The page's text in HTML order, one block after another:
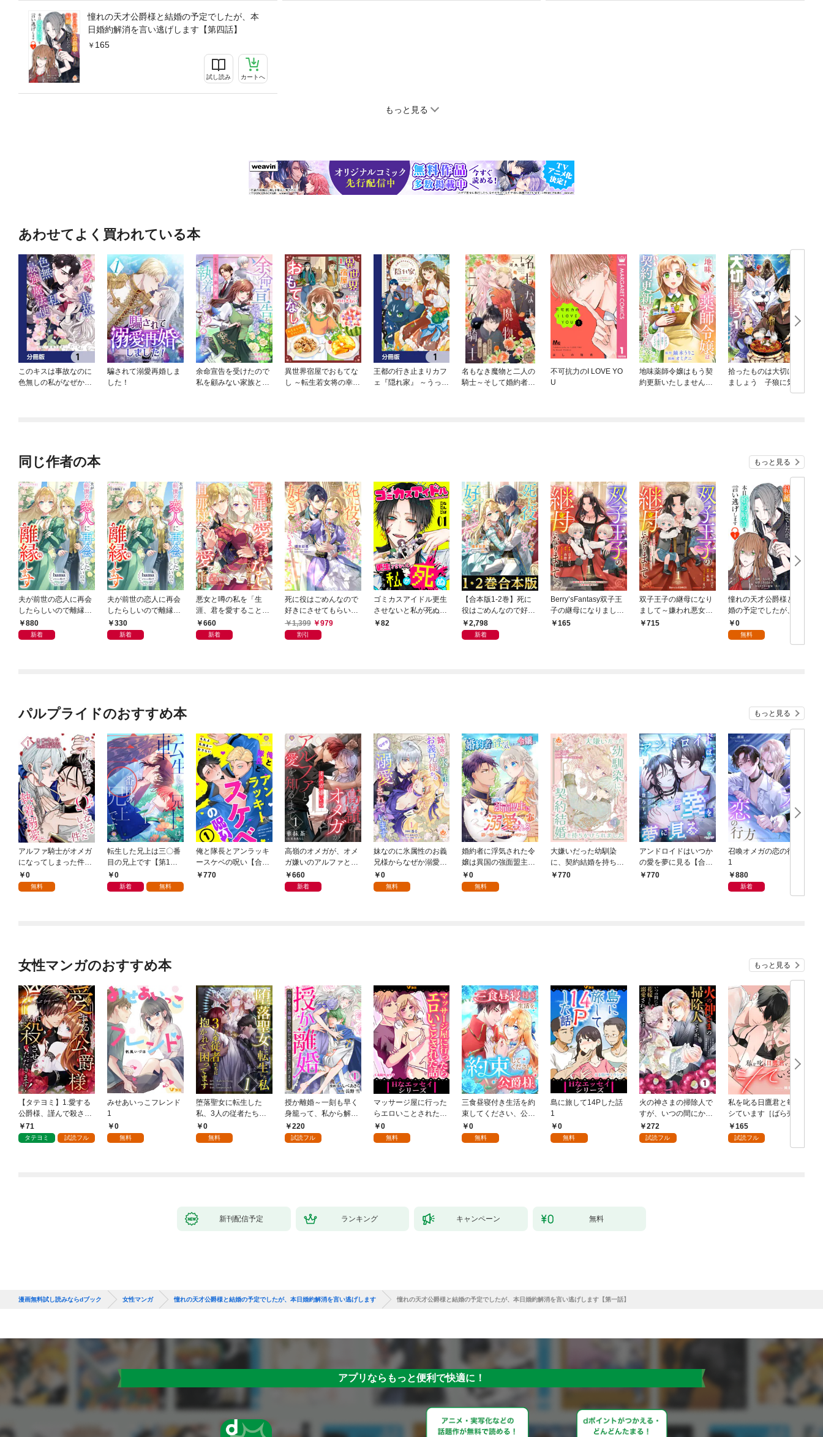
憧れの天才公爵様と結婚の予定でしたが、本
日婚約解消を言い逃げします【第四話】
165
試し読み カートへ
もっと見る
あわせてよく買われている本
このキスは事故なのに
色無しの私がなぜか最
騙されて溺愛再婚しま
した！
余命宣告を受けたので
私を顧みない家族と婚
異世界宿屋でおもてな
し ～転生若女将の幸せ
王都の行き止まりカフ
ェ『隠れ家』 ～うっか
名もなき魔物と二人の
騎士～そして婚約者は
不可抗力のI LOVE YO
U
地味薬師令嬢はもう契
約更新いたしません。
拾ったものは大切にし
ましょう 子狼に気に
入られた男の転移物語
同じ作者の本 もっと見る
夫が前世の恋人に再会
したらしいので離縁し
ます880
新着
夫が前世の恋人に再会
したらしいので離縁し
ます【分冊版】1
330
新着
悪女と噂の私を「生
涯、君を愛することは
ない」って放置した旦
那様が今になって愛を
660
新着
死に役はごめんなので
好きにさせてもらいま
す【電子書籍限定書き
下ろしSS付き】
1,399 979
割引
ゴミカスアイドル更生
させないと私が死ぬ
【単話版】（１）
82
【合本版1-2巻】死に
役はごめんなので好き
にさせてもらいます
2,798
新着
Berry’sFantasy双子王
子の継母になりまして
～嫌われ悪女ですが、
165
双子王子の継母になり
まして～嫌われ悪女で
すが、そんなことより
715
憧れの天才公爵様と結
婚の予定でしたが、本
日婚約解消を言い逃げ
します【第一話】
0
無料
パルプライドのおすすめ本 もっと見る
アルファ騎士がオメガ
になってしまった件～
最強α騎士団長の俺
が、世話焼きα部下か
0
無料
転生した兄上は三〇番
目の兄上です【第1
話】
0
新着 無料
俺と隊長とアンラッキ
ースケベの呪い【合本
版１】（ヴィオラコミ
770
高嶺のオメガが、オメ
ガ嫌いのアルファと愛
を知るまで1
660
新着
妹なのに氷属性のお義
兄様からなぜか溺愛さ
れています【第1話】
0
無料
婚約者に浮気された令
嬢は異国の強面盟主に
溺愛される～呪いで猫
になりましたが、毎日
0
無料
大嫌いだった幼馴染
に、契約結婚を持ちか
けられました【合本
770
アンドロイドはいつか
の愛を夢に見る【合本
版】１（ヴィオラ・ユ
770
召喚オメガの恋の行方
1
880
新着
女性マンガのおすすめ本 もっと見る
【タテヨミ】1.愛する
公爵様、謹んで殺させ
ていただきます！
71
タテヨミ 試読フル
みせあいっこフレンド
1
0
無料
堕落聖女に転生した
私、3人の従者たちに
抱かれて困ってます 第
1話
0
無料
授か離婚～一刻も早く
身籠って、私から解放
してさしあげます！1
220
試読フル
マッサージ屋に行った
らエロいことされた話
1 0
無料
三食昼寝付き生活を約
束してください、公爵
様 1話
0
無料
島に旅して14Pした話
1
0
無料
火の神さまの掃除人で
すが、いつの間にか花
嫁として溺愛されてい
ます【単話】（１）
272
試読フル
私を叱る日鷹君と毎晩
シています［ばら売
り］ 第1話
165
試読フル
新刊配信予定 ランキング キャンペーン 無料
漫画無料試し読みならdブック 女性マンガ 憧れの天才公爵様と結婚の予定でしたが、本日婚約解消を言い逃げします 憧れの天才公爵様と結婚の予定でしたが、本日婚約解消を言い逃げします【第一話】
アプリならもっと便利で快適に！